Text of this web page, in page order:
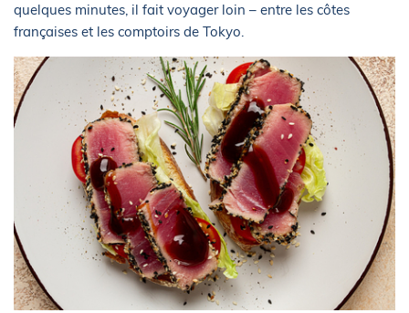
quelques minutes, il fait voyager loin – entre les côtes
françaises et les comptoirs de Tokyo.